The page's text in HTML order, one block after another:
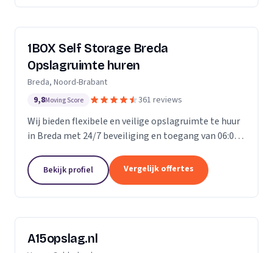
1BOX Self Storage Breda
Opslagruimte huren
Breda, Noord-Brabant
9,8Moving Score 361 reviews
Wij bieden flexibele en veilige opslagruimte te huur
in Breda met 24/7 beveiliging en toegang van 06:00
Bekijk profiel Vergelijk offertes
A15opslag.nl